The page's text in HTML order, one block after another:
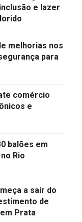
e lazer
melhorias nos
para
comércio
e
balões em
Rio
a sair do
de
Prata